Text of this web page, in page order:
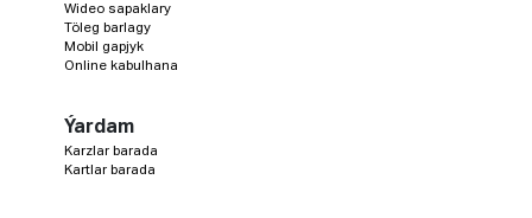
Wideo sapaklary
Töleg barlagy
Mobil gapjyk
Online kabulhana
Ýardam
Karzlar barada
Kartlar barada